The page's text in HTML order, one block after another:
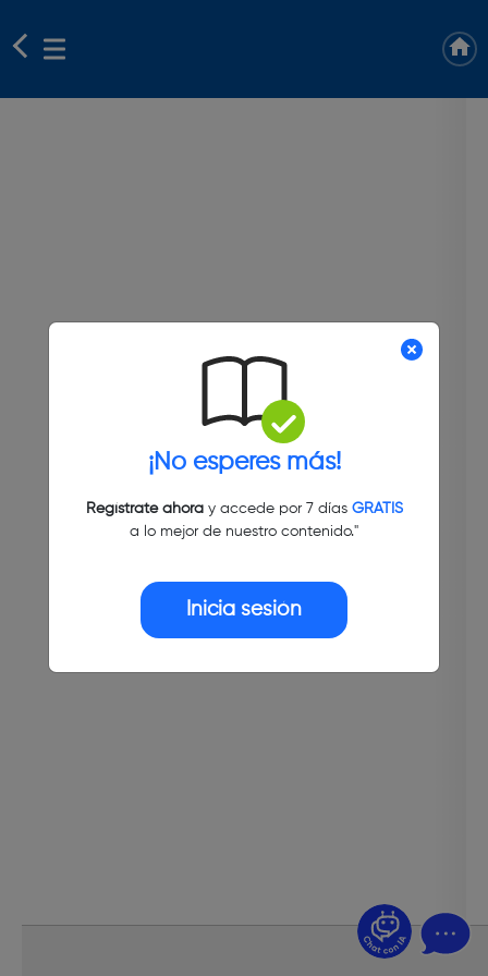
¡No esperes más!
Regístrate ahoray accede por 7 días GRATIS
a lo mejor de nuestro contenido."
Inicia sesión